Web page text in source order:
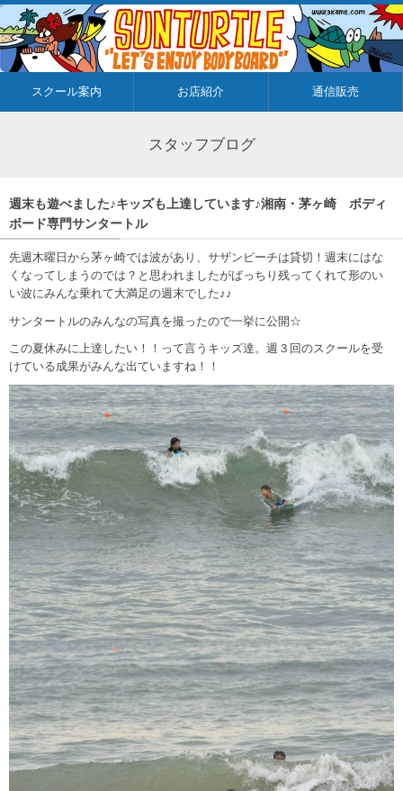
スクール案内 お店紹介 通信販売
スタッフブログ
週末も遊べました♪キッズも上達しています♪湘南・茅ヶ崎 ボディ
ボード専門サンタートル
先週木曜日から茅ヶ崎では波があり、サザンビーチは貸切！週末にはな
くなってしまうのでは？と思われましたがばっちり残ってくれて形のい
い波にみんな乗れて大満足の週末でした♪♪
サンタートルのみんなの写真を撮ったので一挙に公開☆
この夏休みに上達したい！！って言うキッズ達。週３回のスクールを受
けている成果がみんな出ていますね！！